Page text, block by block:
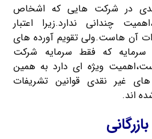
در شرکت هایی که اشخاص
چندانی ندارد.زیرا اعتبار
آن هاست.ولی تقویم آورده های
که فقط سرمایه شرکت
ویژه ای دارد به همین
غیر نقدی قوانین تشریفات
اند.